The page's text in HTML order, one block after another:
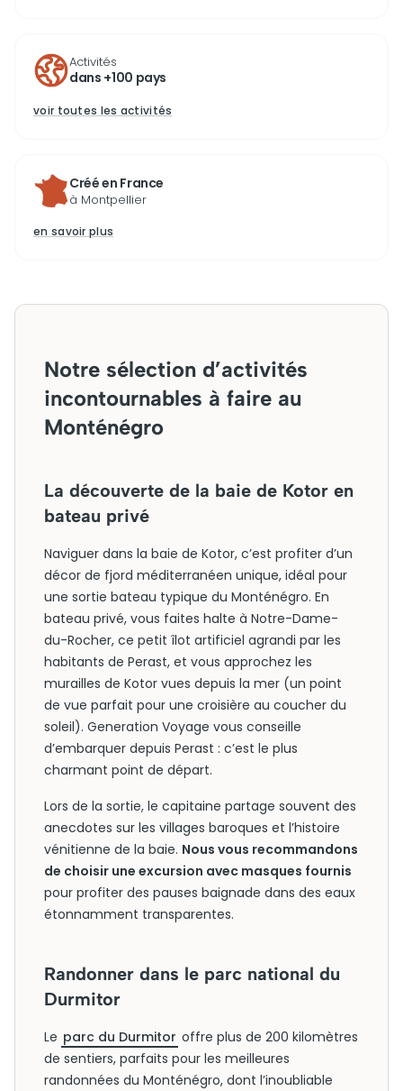
Activités
dans +100 pays
voir toutes les activités
Créé en France
à Montpellier
en savoir plus
Notre sélection d’activités
incontournables à faire au
Monténégro
La découverte de la baie de Kotor en
bateau privé
Naviguer dans la baie de Kotor, c’est profiter d’un
décor de fjord méditerranéen unique, idéal pour
une sortie bateau typique du Monténégro. En
bateau privé, vous faites halte à Notre-Dame-
du-Rocher, ce petit îlot artificiel agrandi par les
habitants de Perast, et vous approchez les
murailles de Kotor vues depuis la mer (un point
de vue parfait pour une croisière au coucher du
soleil). Generation Voyage vous conseille
d’embarquer depuis Perast : c’est le plus
charmant point de départ.
Lors de la sortie, le capitaine partage souvent des
anecdotes sur les villages baroques et l’histoire
vénitienne de la baie. Nous vous recommandons
de choisir une excursion avec masques fournis
pour profiter des pauses baignade dans des eaux
étonnamment transparentes.
Randonner dans le parc national du
Durmitor
Le parc du Durmitor offre plus de 200 kilomètres
de sentiers, parfaits pour les meilleures
randonnées du Monténégro, dont l’inoubliable